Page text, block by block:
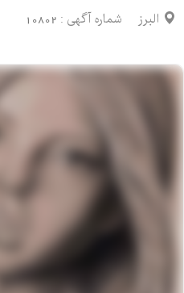
البرز شماره آگهی : 10802